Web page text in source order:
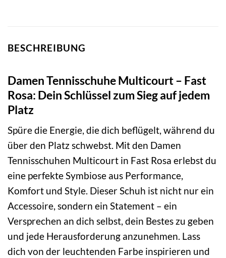
BESCHREIBUNG
Damen Tennisschuhe Multicourt – Fast
Rosa: Dein Schlüssel zum Sieg auf jedem
Platz
Spüre die Energie, die dich beflügelt, während du
über den Platz schwebst. Mit den Damen
Tennisschuhen Multicourt in Fast Rosa erlebst du
eine perfekte Symbiose aus Performance,
Komfort und Style. Dieser Schuh ist nicht nur ein
Accessoire, sondern ein Statement – ein
Versprechen an dich selbst, dein Bestes zu geben
und jede Herausforderung anzunehmen. Lass
dich von der leuchtenden Farbe inspirieren und